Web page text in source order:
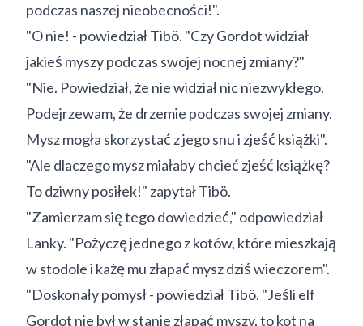
podczas naszej nieobecności!".
"O nie! - powiedział Tibö. "Czy Gordot widział
jakieś myszy podczas swojej nocnej zmiany?"
"Nie. Powiedział, że nie widział nic niezwykłego.
Podejrzewam, że drzemie podczas swojej zmiany.
Mysz mogła skorzystać z jego snu i zjeść książki".
"Ale dlaczego mysz miałaby chcieć zjeść książkę?
To dziwny posiłek!" zapytał Tibö.
"Zamierzam się tego dowiedzieć," odpowiedział
Lanky. "Pożyczę jednego z kotów, które mieszkają
w stodole i każę mu złapać mysz dziś wieczorem".
"Doskonały pomysł - powiedział Tibö. "Jeśli elf
Gordot nie był w stanie złapać myszy, to kot na